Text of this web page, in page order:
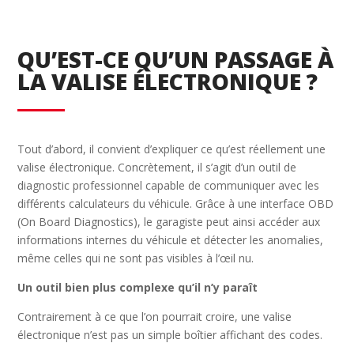
QU’EST-CE QU’UN PASSAGE À
LA VALISE ÉLECTRONIQUE ?
Tout d’abord, il convient d’expliquer ce qu’est réellement une
valise électronique. Concrètement, il s’agit d’un outil de
diagnostic professionnel capable de communiquer avec les
différents calculateurs du véhicule. Grâce à une interface OBD
(On Board Diagnostics), le garagiste peut ainsi accéder aux
informations internes du véhicule et détecter les anomalies,
même celles qui ne sont pas visibles à l’œil nu.
Un outil bien plus complexe qu’il n’y paraît
Contrairement à ce que l’on pourrait croire, une valise
électronique n’est pas un simple boîtier affichant des codes.